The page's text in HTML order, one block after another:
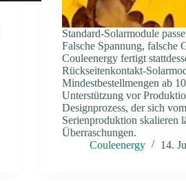
Standard-Solarmodule
Falsche Spannung, falsche
Couleenergy fertigt
Rückseitenkontakt-
Mindestbestellmengen ab
Unterstützung vor
Designprozess, der sich
Serienproduktion skalieren
Überraschungen.
Couleenergy
14.